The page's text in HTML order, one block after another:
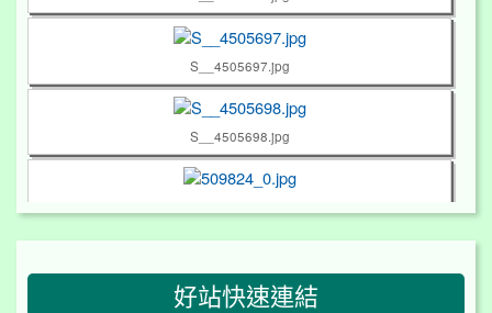
S__4505697.jpg
S__4505698.jpg
509824_0.jpg
好站快速連結